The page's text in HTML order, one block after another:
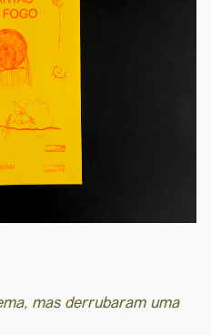
mas derrubaram uma